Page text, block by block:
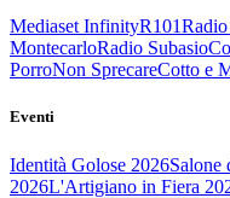
Mediaset InfinityR101
MontecarloRadio Subasio
PorroNon SprecareCotto e
Eventi
Identità Golose 2026Salone
2026L'Artigiano in Fiera